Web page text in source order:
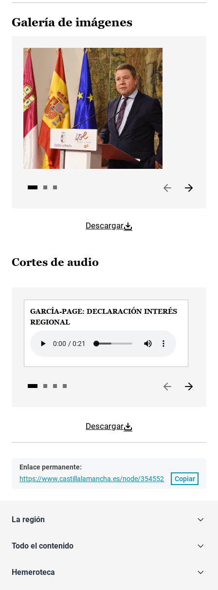
Galería de imágenes
Descargar
Cortes de audio
Descargar
GARCÍA-PAGE: DECLARACIÓN INTERÉS
REGIONAL
Enlace permanente:
https://www.castillalamancha.es/node/354552
Copiar
La región
Todo el contenido
Hemeroteca